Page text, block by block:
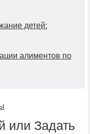
детей:
алиментов по
или Задать